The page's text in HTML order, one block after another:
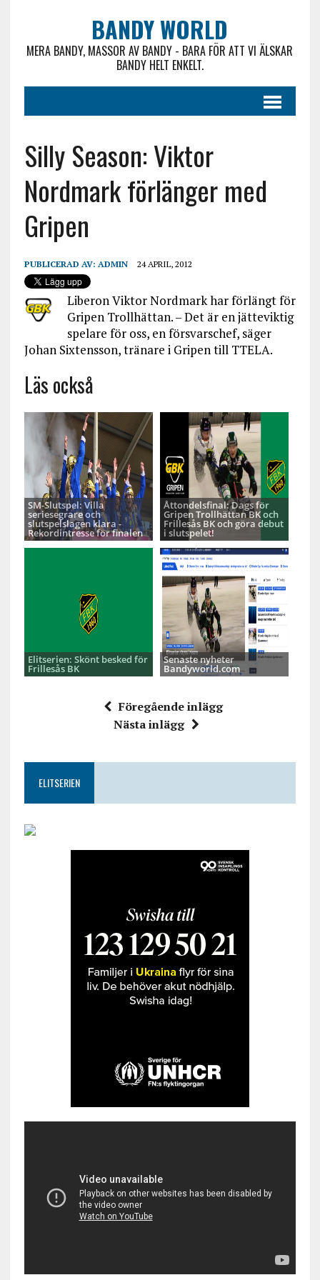
BANDY WORLD
MERA BANDY, MASSOR AV BANDY - BARA FÖR ATT VI ÄLSKAR
BANDY HELT ENKELT.
Silly Season: Viktor
Nordmark förlänger med
Gripen
PUBLICERAD AV: ADMIN 24 APRIL, 2012
Liberon Viktor Nordmark har förlängt för
Gripen Trollhättan. – Det är en jätteviktig
spelare för oss, en försvarschef, säger
Johan Sixtensson, tränare i Gripen till TTELA.
Läs också
SM-Slutspel: Villa
seriesegrare och
slutspelslagen klara -
Rekordintresse för finalen
Åttondelsfinal: Dags för
Gripen Trollhättan BK och
Frillesås BK och göra debut
i slutspelet!
Elitserien: Skönt besked för
Frillesås BK
Senaste nyheter
Bandyworld.com
Föregående inlägg
Nästa inlägg
ELITSERIEN